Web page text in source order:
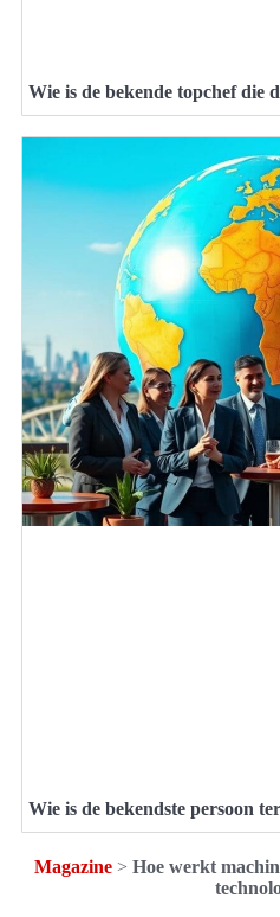
Wie is de bekende topchef die
Wie is de bekendste persoon
Magazine > Hoe werkt